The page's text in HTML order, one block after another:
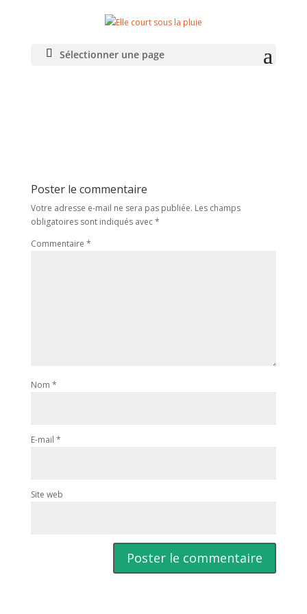
Sélectionner une page
IMG_20210321_151719
Poster le commentaire
Votre adresse e-mail ne sera pas publiée. Les champs
obligatoires sont indiqués avec*
Commentaire *
Nom *
E-mail *
Site web